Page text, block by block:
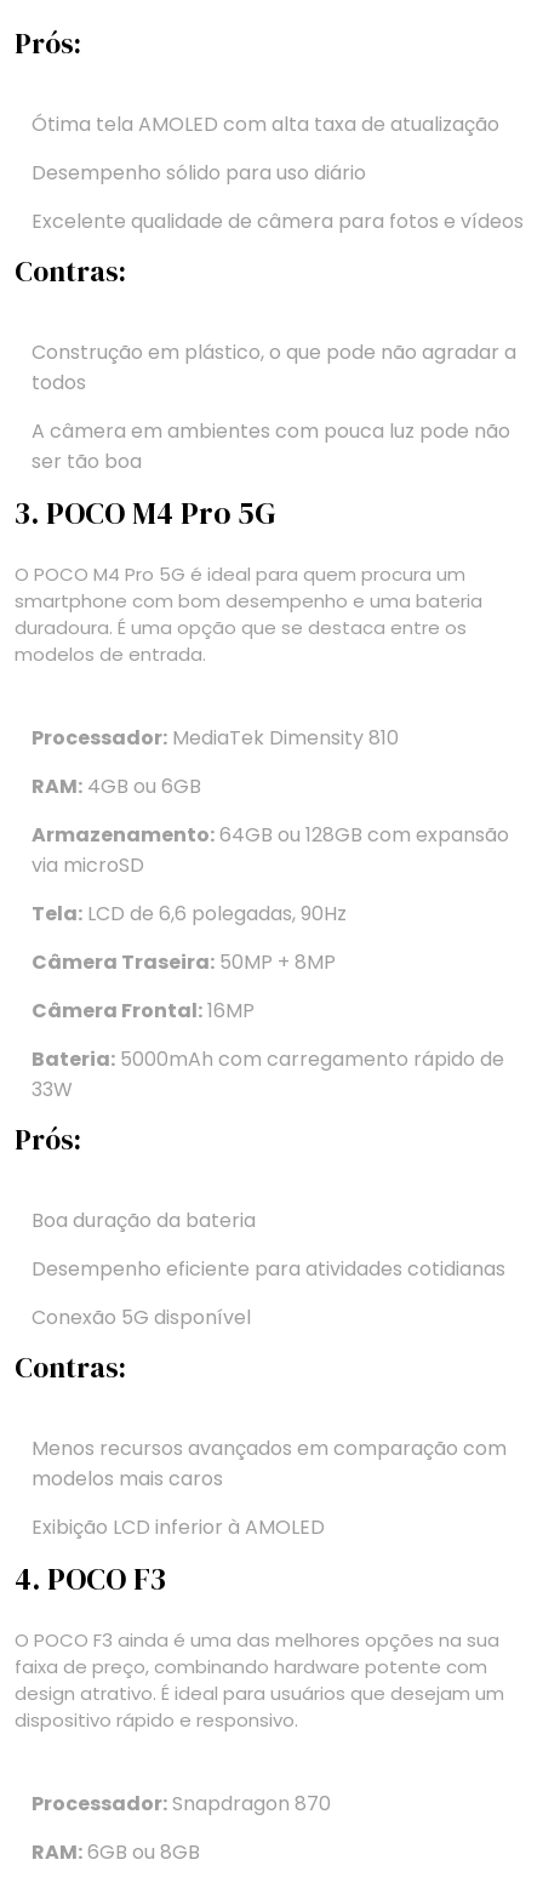
Prós:
Ótima tela AMOLED com alta taxa de atualização
Desempenho sólido para uso diário
Excelente qualidade de câmera para fotos e vídeos
Contras:
Construção em plástico, o que pode não agradar a
todos
A câmera em ambientes com pouca luz pode não
ser tão boa
3. POCO M4 Pro 5G
O POCO M4 Pro 5G é ideal para quem procura um
smartphone com bom desempenho e uma bateria
duradoura. É uma opção que se destaca entre os
modelos de entrada.
Processador: MediaTek Dimensity 810
RAM: 4GB ou 6GB
Armazenamento:64GB ou 128GB com expansão
via microSD
Tela: LCD de 6,6 polegadas, 90Hz
Câmera Traseira: 50MP + 8MP
Câmera Frontal:16MP
Bateria: 5000mAh com carregamento rápido de
33W
Prós:
Boa duração da bateria
Desempenho eficiente para atividades cotidianas
Conexão 5G disponível
Contras:
Menos recursos avançados em comparação com
modelos mais caros
Exibição LCD inferior à AMOLED
4. POCO F3
O POCO F3 ainda é uma das melhores opções na sua
faixa de preço, combinando hardware potente com
design atrativo. É ideal para usuários que desejam um
dispositivo rápido e responsivo.
Processador:Snapdragon 870
RAM:6GB ou 8GB